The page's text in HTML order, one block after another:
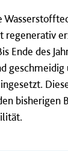
regenerativ
Ende des
bisherigen